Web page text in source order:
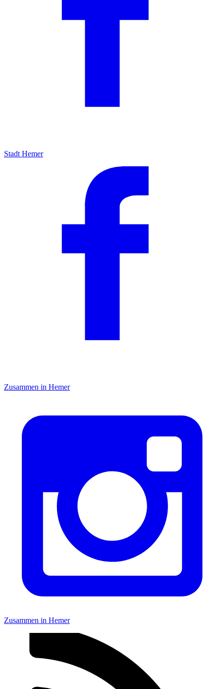
Stadt Hemer
Zusammen in Hemer
Zusammen in Hemer